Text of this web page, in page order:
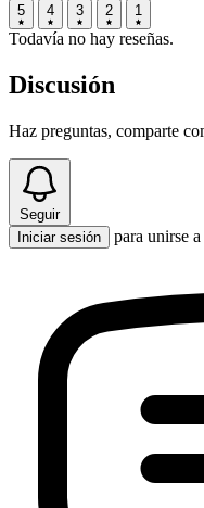
5 4 3 2 1
Todavía no hay reseñas.
Discusión
Haz preguntas, comparte
Seguir
Iniciar sesión
para unirse